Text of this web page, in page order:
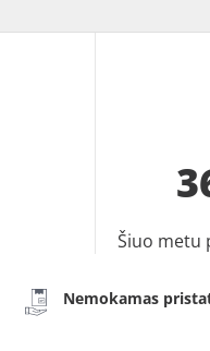
Šiuo metu
Nemokamas